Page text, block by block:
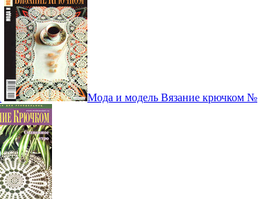
Мода и модель Вязание крючком №